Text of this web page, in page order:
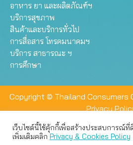
อาหาร ยา และผลิตภัณฑ์ฯ
บริการสุขภาพ
สินค้าและบริการทั่วไป
การสื่อสาร โทรคมนาคมฯ
บริการ สาธารณะ ฯ
การศึกษา
Copyright © Thailand Consumers
Privacy
เว็บไซต์นี้ใช้คุ้กกี้เพื่อสร้างประสบการณ์
เพิ่มเติมคลิกPrivacy & Cookies Policy
เว็บไซต์นี้ใช้คุกกี้เพื่อมอบประสบการณ์